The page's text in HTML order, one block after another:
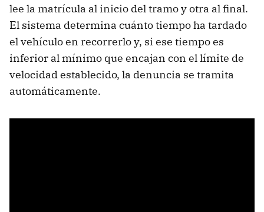
lee la matrícula al inicio del tramo y otra al final.
El sistema determina cuánto tiempo ha tardado
el vehículo en recorrerlo y, si ese tiempo es
inferior al mínimo que encajan con el límite de
velocidad establecido, la denuncia se tramita
automáticamente.